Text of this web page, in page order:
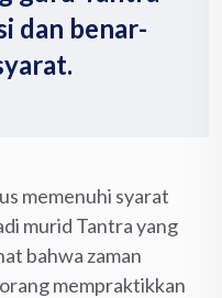
dan benar-
memenuhi syarat
murid Tantra yang
bahwa zaman
mempraktikkan